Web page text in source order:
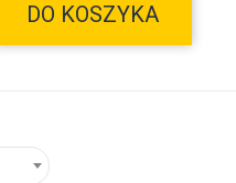
DO KOSZYKA